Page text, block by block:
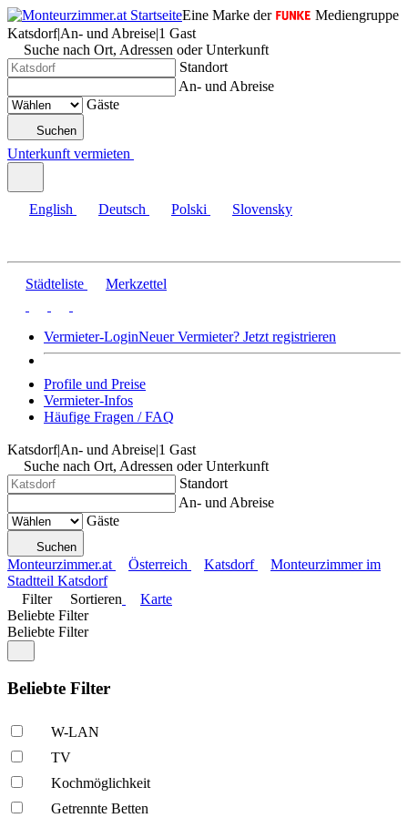
Eine Marke der
Mediengruppe
Katsdorf|An- und Abreise|1 Gast
Suche nach Ort, Adressen oder Unterkunft
Standort
An- und Abreise
Gäste
Suchen
Unterkunft vermieten
English Deutsch Polski Slovensky
Städteliste Merkzettel
Vermieter-LoginNeuer Vermieter? Jetzt registrieren
Profile und Preise
Vermieter-Infos
Häufige Fragen / FAQ
Katsdorf|An- und Abreise|1 Gast
Suche nach Ort, Adressen oder Unterkunft
Standort
An- und Abreise
Gäste
Suchen
Monteurzimmer.at Österreich Katsdorf
Monteurzimmer im
Stadtteil Katsdorf
Filter
Sortieren
Karte
Beliebte Filter
Beliebte Filter
Beliebte Filter
W-LAN
TV
Kochmöglich­keit
Getrennte Betten